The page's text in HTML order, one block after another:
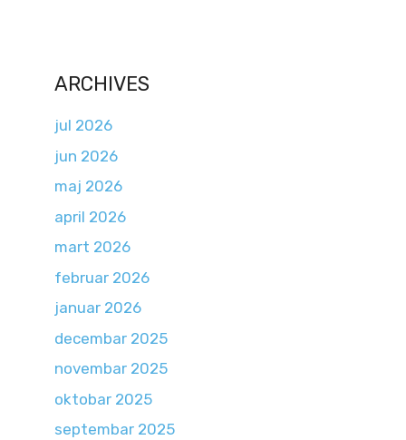
ARCHIVES
jul 2026
jun 2026
maj 2026
april 2026
mart 2026
februar 2026
januar 2026
decembar 2025
novembar 2025
oktobar 2025
septembar 2025